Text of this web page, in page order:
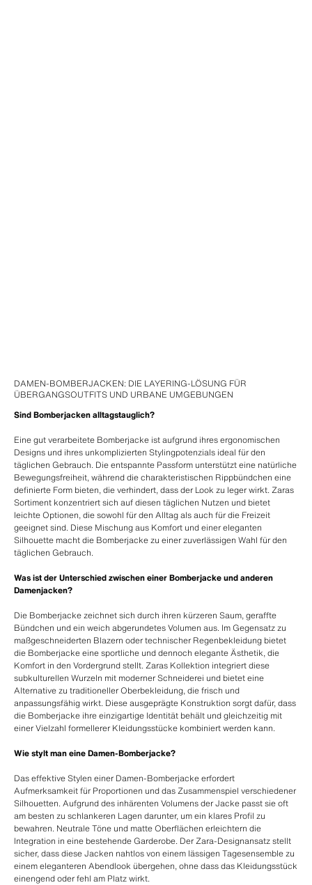
DAMEN-BOMBERJACKEN: DIE LAYERING-LÖSUNG FÜR
ÜBERGANGSOUTFITS UND URBANE UMGEBUNGEN
Sind Bomberjacken alltagstauglich?
Eine gut verarbeitete Bomberjacke ist aufgrund ihres ergonomischen
Designs und ihres unkomplizierten Stylingpotenzials ideal für den
täglichen Gebrauch. Die entspannte Passform unterstützt eine natürliche
Bewegungsfreiheit, während die charakteristischen Rippbündchen eine
definierte Form bieten, die verhindert, dass der Look zu leger wirkt. Zaras
Sortiment konzentriert sich auf diesen täglichen Nutzen und bietet
leichte Optionen, die sowohl für den Alltag als auch für die Freizeit
geeignet sind. Diese Mischung aus Komfort und einer eleganten
Silhouette macht die Bomberjacke zu einer zuverlässigen Wahl für den
täglichen Gebrauch.
Was ist der Unterschied zwischen einer Bomberjacke und anderen
Damenjacken?
Die Bomberjacke zeichnet sich durch ihren kürzeren Saum, geraffte
Bündchen und ein weich abgerundetes Volumen aus. Im Gegensatz zu
maßgeschneiderten Blazern oder technischer Regenbekleidung bietet
die Bomberjacke eine sportliche und dennoch elegante Ästhetik, die
Komfort in den Vordergrund stellt. Zaras Kollektion integriert diese
subkulturellen Wurzeln mit moderner Schneiderei und bietet eine
Alternative zu traditioneller Oberbekleidung, die frisch und
anpassungsfähig wirkt. Diese ausgeprägte Konstruktion sorgt dafür, dass
die Bomberjacke ihre einzigartige Identität behält und gleichzeitig mit
einer Vielzahl formellerer Kleidungsstücke kombiniert werden kann.
Wie stylt man eine Damen-Bomberjacke?
Das effektive Stylen einer Damen-Bomberjacke erfordert
Aufmerksamkeit für Proportionen und das Zusammenspiel verschiedener
Silhouetten. Aufgrund des inhärenten Volumens der Jacke passt sie oft
am besten zu schlankeren Lagen darunter, um ein klares Profil zu
bewahren. Neutrale Töne und matte Oberflächen erleichtern die
Integration in eine bestehende Garderobe. Der Zara-Designansatz stellt
sicher, dass diese Jacken nahtlos von einem lässigen Tagesensemble zu
einem eleganteren Abendlook übergehen, ohne dass das Kleidungsstück
einengend oder fehl am Platz wirkt.